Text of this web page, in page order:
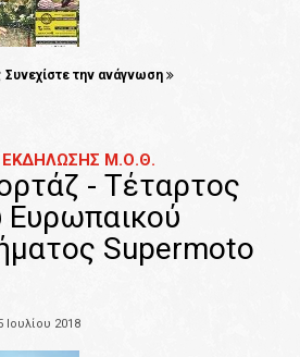
Συνεχίστε την ανάγνωση
Μ.Ο.Θ.
- Τέταρτος
Ευρωπαικού
Supermoto
2018